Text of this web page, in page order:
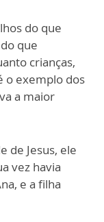
do que
que
crianças,
o exemplo dos
a maior
de Jesus, ele
vez havia
e a filha